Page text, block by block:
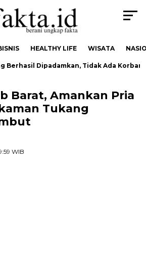
HEALTHY LIFE WISATA
Dipadamkan, Tidak Ada Korban
Barat, Amankan Pria
Tukang
WIB